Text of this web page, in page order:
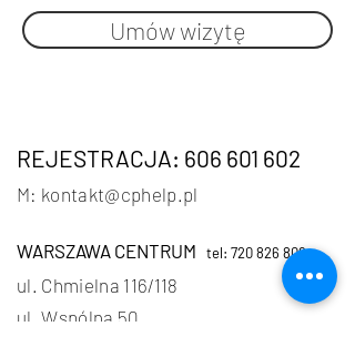
Umów wizytę
REJESTRACJA: 606 601 602
M: kontakt@cphelp.pl
WARSZAWA CENTRUM tel: 720 826 806
ul. Chmielna 116/118
ul. Wspólna 50